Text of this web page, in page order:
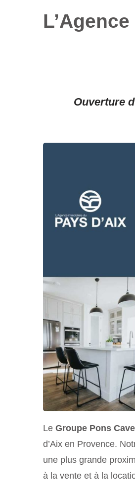
Ouverture
Le Groupe Pons
d’Aix en Provence.
une plus grande
à la vente et à la